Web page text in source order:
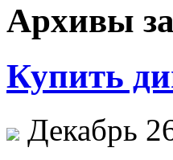
Архивы
Купить
Декабрь